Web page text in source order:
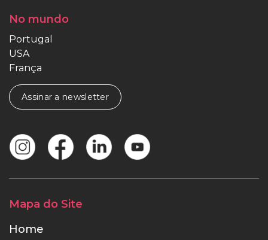
No mundo
Portugal
USA
França
Assinar a newsletter
Mapa do Site
Home